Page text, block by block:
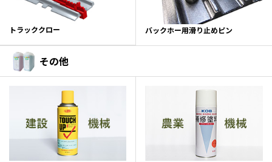
トラッククロー バックホー用滑り止めピン
その他